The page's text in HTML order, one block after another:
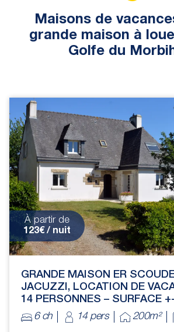
Maisons de
grande maison à
Golfe du
À partir de
123€ / nuit
GRANDE MAISON ER
JACUZZI, LOCATION DE
14 PERSONNES – SURFACE
6 ch
14 pers 200m²